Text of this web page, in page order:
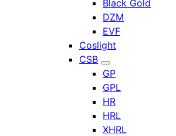
Black Gold
DZM
EVF
Coslight
CSB
GP
GPL
HR
HRL
XHRL